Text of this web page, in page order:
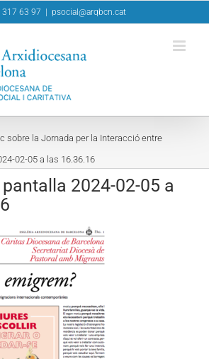
317 63 97 psocial@arqbcn.cat
sobre la Jornada per la Interacció entre
02-05 a las 16.36.16
2024-02-05 a